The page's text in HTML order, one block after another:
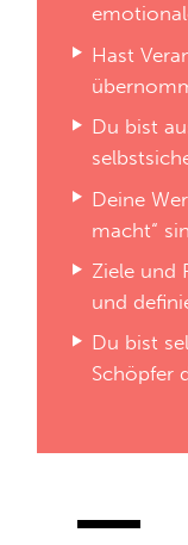
Hast
Du bist
Deine
macht“
Ziele und
und
Du bist
Schöpfer